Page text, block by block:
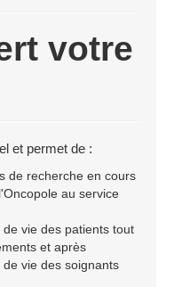
votre
et permet de :
de recherche en cours
au service
vie des patients tout
et après
vie des soignants